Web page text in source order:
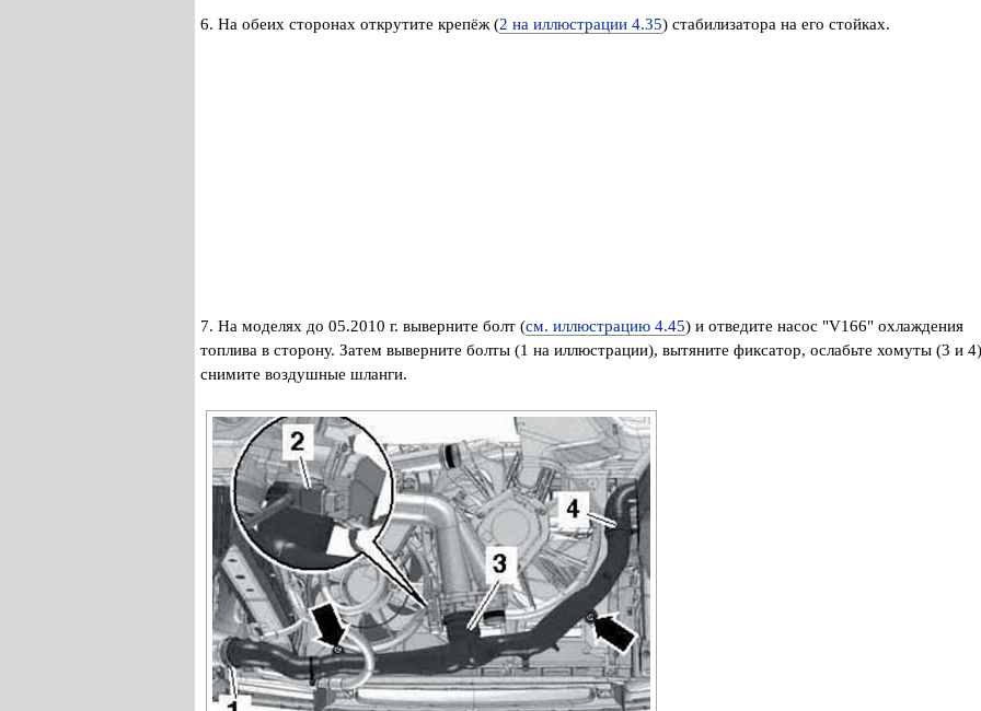
6. На обеих сторонах открутите крепёж (2 на иллюстрации 4.35) стабилизатора на его стойках.
7. На моделях до 05.2010 г. выверните болт (см. иллюстрацию 4.45) и отведите насос "V166" охлаждения
топлива в сторону. Затем выверните болты (1 на иллюстрации), вытяните фиксатор, ослабьте хомуты (3 и
снимите воздушные шланги.